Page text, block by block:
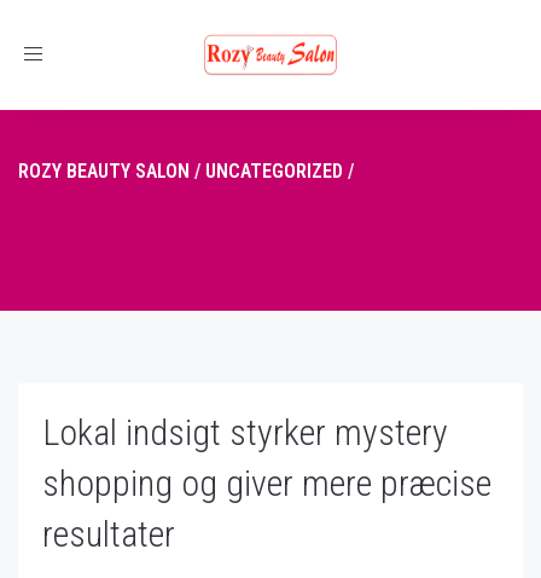
Toggle
ROZY BEAUTY SALON / UNCATEGORIZED /
Lokal indsigt styrker mystery
shopping og giver mere præcise
resultater